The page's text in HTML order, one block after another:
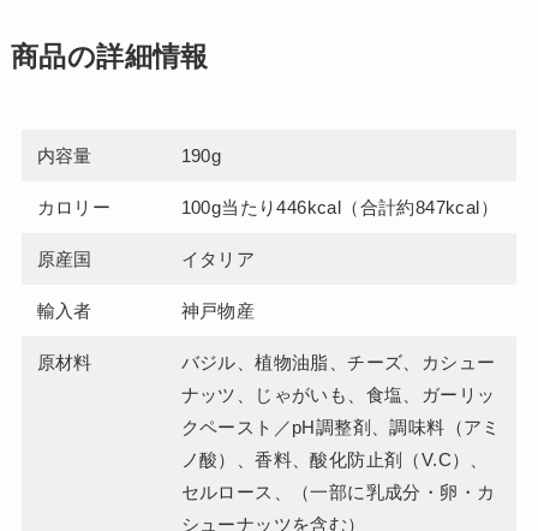
商品の詳細情報
内容量 190g
カロリー 100g当たり446kcal（合計約847kcal）
原産国 イタリア
輸入者 神戸物産
原材料
バジル、植物油脂、チーズ、カシュー
ナッツ、じゃがいも、食塩、ガーリッ
クペースト／pH調整剤、調味料（アミ
ノ酸）、香料、酸化防止剤（V.C）、
セルロース、（一部に乳成分・卵・カ
シューナッツを含む）